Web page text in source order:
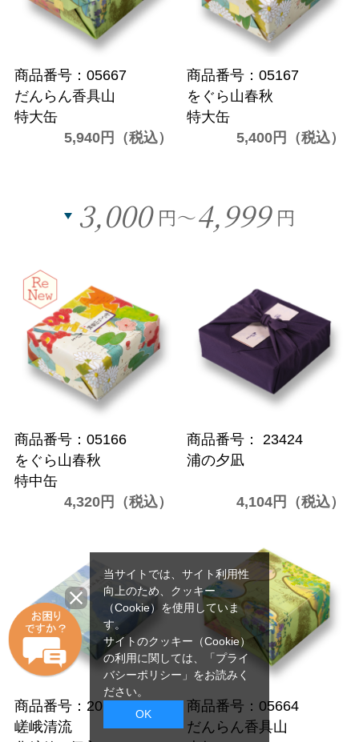
商品番号：05667
だんらん香具山
特大缶
5,940円（税込）
商品番号：05167
をぐら山春秋
特大缶
5,400円（税込）
3,000 円～4,999 円
商品番号：05166
をぐら山春秋
特中缶
4,320円（税込）
商品番号： 23424
浦の夕凪
4,104円（税込）
商品番号：20679
嵯峨清流
商品番号：05664
だんらん香具山
当サイトでは、サイト利用性
向上のため、クッキー
（Cookie）を使用していま
す。
サイトのクッキー（Cookie）
の利用に関しては、
「プライ
バシーポリシー」 をお読みく
ださい。
OK